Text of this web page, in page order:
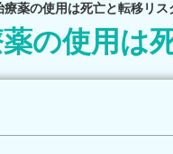
療薬の使用は死亡と転移リス
の使用は